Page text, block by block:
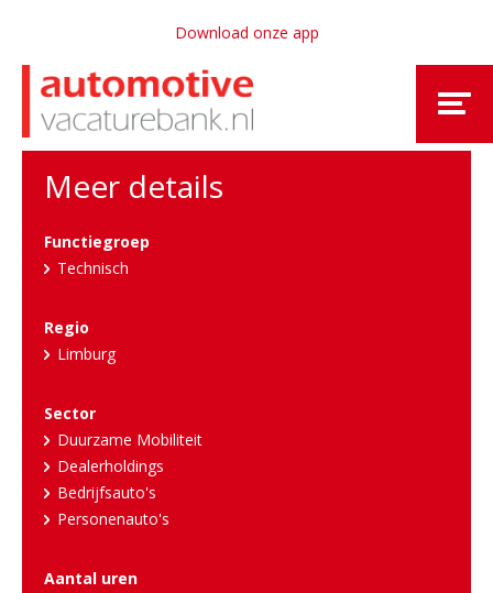
Download onze app
Meer details
Functiegroep
Technisch
Regio
Limburg
Sector
Duurzame Mobiliteit
Dealerholdings
Bedrijfsauto's
Personenauto's
Aantal uren